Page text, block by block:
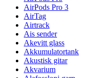
AirPods Pro 3
AirTag
Airtrack
Ais sender
Akevitt glass
Akkumulatortank
Akustisk gitar
Akvarium